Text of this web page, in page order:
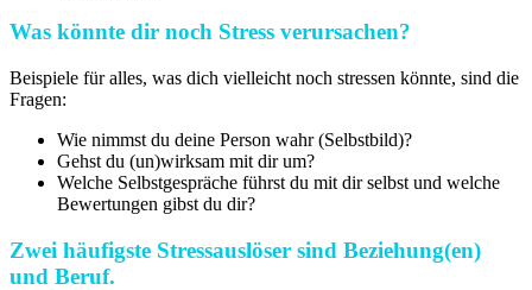
Was könnte dir noch Stress verursachen?
Beispiele für alles, was dich vielleicht noch stressen könnte, sind die
Fragen:
Wie nimmst du deine Person wahr (Selbstbild)?
Gehst du (un)wirksam mit dir um?
Welche Selbstgespräche führst du mit dir selbst und welche
Bewertungen gibst du dir?
Zwei häufigste Stressauslöser sind Beziehung(en)
und Beruf.